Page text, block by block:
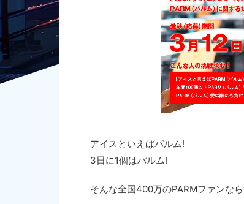
アイスといえばパルム!
3日に1個はパルム!
そんな全国400万のPARMファンな